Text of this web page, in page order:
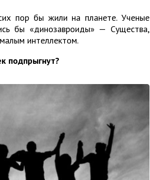
пор бы жили на планете. Ученые
бы «динозавроиды» — Существа,
интеллектом.
подпрыгнут?